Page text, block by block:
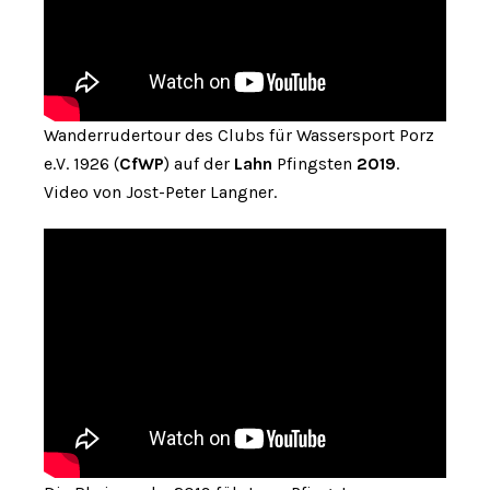
Wanderrudertour des Clubs für Wassersport Porz
e.V. 1926 (CfWP) auf der Lahn Pfingsten 2019.
Video von Jost-Peter Langner.